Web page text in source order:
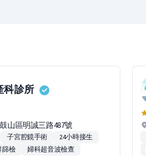
科診所
山區明誠三路487號
子宮腔鏡手術
24小時接生
篩檢
婦科超音波檢查